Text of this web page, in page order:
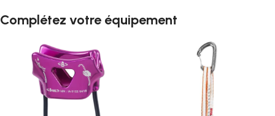
Complétez votre équipement